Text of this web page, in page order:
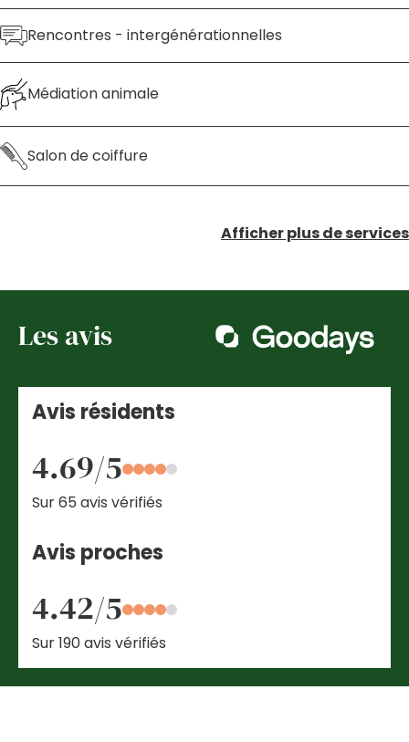
Rencontres - intergénérationnelles
Médiation animale
Salon de coiffure
Afficher plus de services
Les avis
Avis résidents
4.69/5
Sur 65 avis vérifiés
Avis proches
4.42/5
Sur 190 avis vérifiés